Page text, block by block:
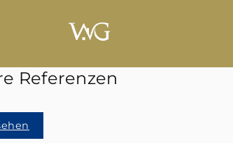
Referenzen